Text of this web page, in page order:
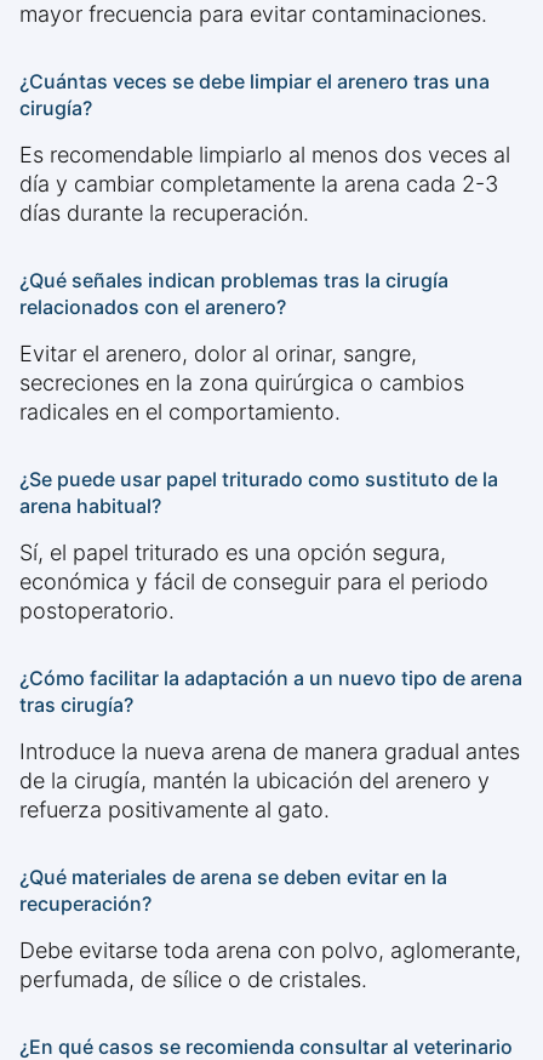
mayor frecuencia para evitar contaminaciones.
¿Cuántas veces se debe limpiar el arenero tras una
cirugía?
Es recomendable limpiarlo al menos dos veces al
día y cambiar completamente la arena cada 2-3
días durante la recuperación.
¿Qué señales indican problemas tras la cirugía
relacionados con el arenero?
Evitar el arenero, dolor al orinar, sangre,
secreciones en la zona quirúrgica o cambios
radicales en el comportamiento.
¿Se puede usar papel triturado como sustituto de la
arena habitual?
Sí, el papel triturado es una opción segura,
económica y fácil de conseguir para el periodo
postoperatorio.
¿Cómo facilitar la adaptación a un nuevo tipo de arena
tras cirugía?
Introduce la nueva arena de manera gradual antes
de la cirugía, mantén la ubicación del arenero y
refuerza positivamente al gato.
¿Qué materiales de arena se deben evitar en la
recuperación?
Debe evitarse toda arena con polvo, aglomerante,
perfumada, de sílice o de cristales.
¿En qué casos se recomienda consultar al veterinario